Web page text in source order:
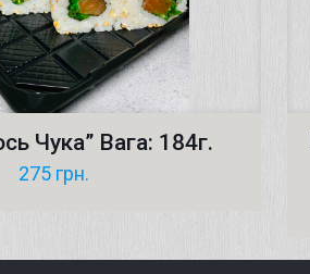
Чука” Вага: 184г.
275 грн.